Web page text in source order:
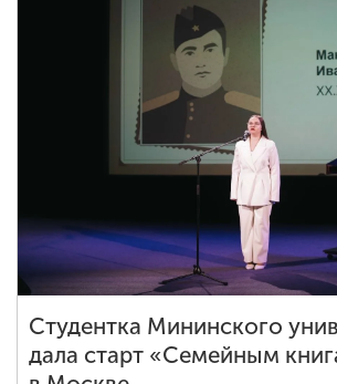
Студентка Мининского
дала старт «Семейным